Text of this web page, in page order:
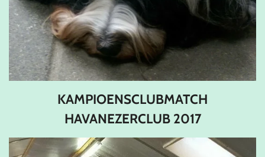
KAMPIOENSCLUBMATCH
HAVANEZERCLUB 2017